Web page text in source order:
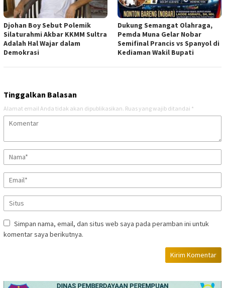
Djohan Boy Sebut Polemik
Silaturahmi Akbar KKMM Sultra
Adalah Hal Wajar dalam
Demokrasi
Dukung Semangat Olahraga,
Pemda Muna Gelar Nobar
Semifinal Prancis vs Spanyol di
Kediaman Wakil Bupati
Tinggalkan Balasan
Alamat email Anda tidak akan dipublikasikan. Ruas yang wajib ditandai *
Simpan nama, email, dan situs web saya pada peramban ini untuk
komentar saya berikutnya.